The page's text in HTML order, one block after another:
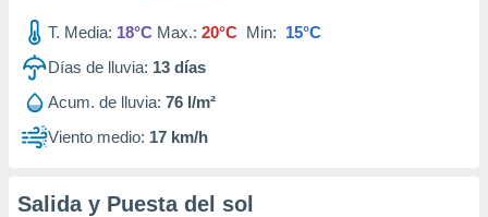
T. Media: 18°C Max.: 20°C Min: 15°C
Días de lluvia: 13 días
Acum. de lluvia: 76 l/m²
Viento medio: 17 km/h
Salida y Puesta del sol